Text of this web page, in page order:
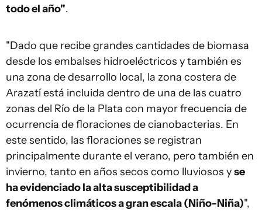
todo el año".
"Dado que recibe grandes cantidades de biomasa
desde los embalses hidroeléctricos y también es
una zona de desarrollo local, la zona costera de
Arazatí está incluida dentro de una de las cuatro
zonas del Río de la Plata con mayor frecuencia de
ocurrencia de floraciones de cianobacterias. En
este sentido, las floraciones se registran
principalmente durante el verano, pero también en
invierno, tanto en años secos como lluviosos yse
ha evidenciado la alta susceptibilidad a
fenómenos climáticos a gran escala (Niño-Niña)",